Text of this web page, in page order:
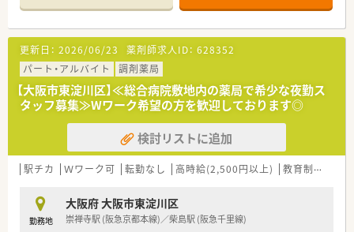
＼こんな会社です／
■大阪を中心に8店舗展開している調剤薬局です
■在宅医療にも積極的に取り組んでおり、医師、ケアマネジャー
や訪問看護師の方々との連携を密にすることでで地域のみなさ
まの健康に貢献する方針を掲げている法人です。
■最新の調剤機器やICTを全店舗で導入しており、業界のリーデ
ィングカンパニーを目指しています。
■従業員の方々が安心して働ける環境と成長できる環境の提供
に努めています。
■年間休日は115日（うちリフレッシュ休暇最大4日）、有給休暇
も積極的に消化しており、時間調整制度（15分単位）などワーク
ライフバランスも取りやすい環境です。
に活躍されています。もちろん、40代の職員も活躍されておりま
すが、どの店舗も活気があり、闊達なコミュニケーションが取れ
る薬局です。
更新日： 2026/06/23 薬剤師求人ID： 628352
パート・アルバイト
調剤薬局
【大阪市東淀川区】≪総合病院敷地内の薬局で希少な夜勤ス
タッフ募集≫Wワーク希望の方を歓迎しております◎
検討リストに追加
駅チカ Ｗワーク可 転勤なし 高時給(2,500円以上) 教育制度あり
勤務地
大阪府 大阪市東淀川区
崇禅寺駅 (阪急京都本線)／柴島駅 (阪急千里線)